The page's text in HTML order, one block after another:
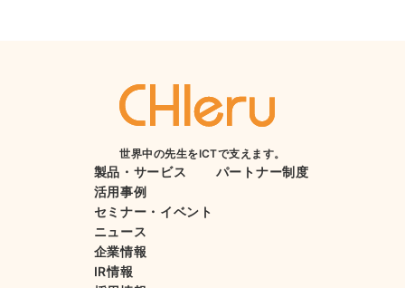
世界中の先生をICTで支えます。
製品・サービス
活用事例
セミナー・イベント
ニュース
企業情報
IR情報
パートナー制度